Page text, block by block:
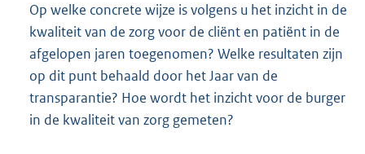
Op welke concrete wijze is volgens u het inzicht in de
kwaliteit van de zorg voor de cliënt en patiënt in de
afgelopen jaren toegenomen? Welke resultaten zijn
op dit punt behaald door het Jaar van de
transparantie? Hoe wordt het inzicht voor de burger
in de kwaliteit van zorg gemeten?